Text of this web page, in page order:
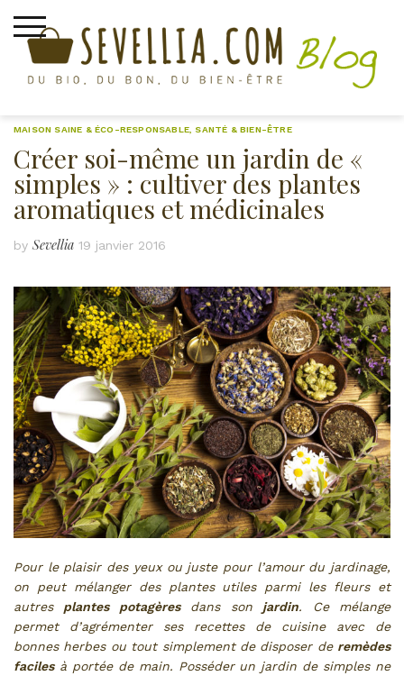
content
MAISON SAINE & ÉCO-RESPONSABLE SANTÉ & BIEN-ÊTRE
Créer soi-même un jardin de «
simples » : cultiver des plantes
aromatiques et médicinales
by Sevellia 19 janvier 2016
Pour le plaisir des yeux ou juste pour l’amour du jardinage,
on peut mélanger des plantes utiles parmi les fleurs et
autres plantes potagèresdans son jardin. Ce mélange
permet d’agrémenter ses recettes de cuisine avec de
bonnes herbes ou tout simplement de disposer de remèdes
facilesà portée de main. Posséder un jardin de simples ne